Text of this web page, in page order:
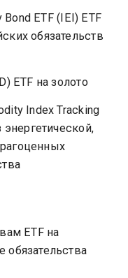
Bond ETF (IEI) ETF
обязательств
ETF на золото
Index Tracking
энергетической,
ETF на
обязательства